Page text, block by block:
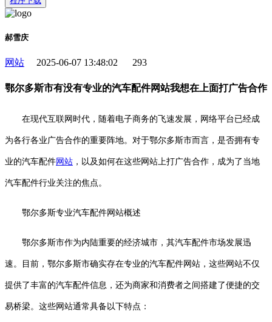
郝雪庆
网站 2025-06-07 13:48:02 293
鄂尔多斯市有没有专业的汽车配件网站我想在上面打广告合作
在现代互联网时代，随着电子商务的飞速发展，网络平台已经成
为各行各业广告合作的重要阵地。对于鄂尔多斯市而言，是否拥有专
业的汽车配件网站 ，以及如何在这些网站上打广告合作，成为了当地
汽车配件行业关注的焦点。
鄂尔多斯专业汽车配件网站概述
鄂尔多斯市作为内陆重要的经济城市，其汽车配件市场发展迅
速。目前，鄂尔多斯市确实存在专业的汽车配件网站，这些网站不仅
提供了丰富的汽车配件信息，还为商家和消费者之间搭建了便捷的交
易桥梁。这些网站通常具备以下特点：